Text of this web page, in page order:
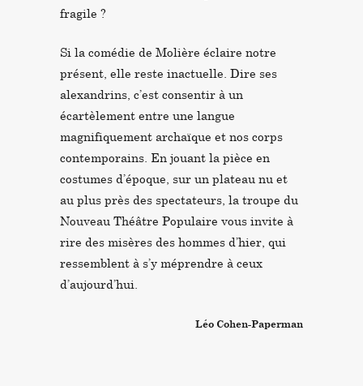
fragile ?
Si la comédie de Molière éclaire notre
présent, elle reste inactuelle. Dire ses
alexandrins, c’est consentir à un
écartèlement entre une langue
magnifiquement archaïque et nos corps
contemporains. En jouant la pièce en
costumes d’époque, sur un plateau nu et
au plus près des spectateurs, la troupe du
Nouveau Théâtre Populaire vous invite à
rire des misères des hommes d’hier, qui
ressemblent à s’y méprendre à ceux
d’aujourd’hui.
Léo Cohen-Paperman